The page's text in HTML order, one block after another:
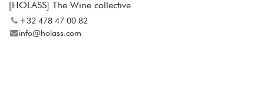
[HOLASS] The Wine collective
+32 478 47 00 82
info@holass.com